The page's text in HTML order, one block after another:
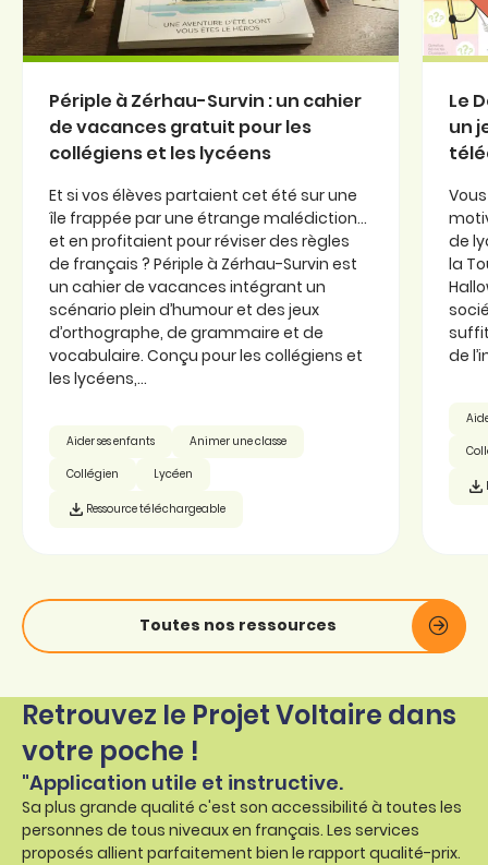
Périple à Zérhau-Survin : un cahier
de vacances gratuit pour les
collégiens et les lycéens
Et si vos élèves partaient cet été sur une
île frappée par une étrange malédiction…
et en profitaient pour réviser des règles
de français ? Périple à Zérhau-Survin est
un cahier de vacances intégrant un
scénario plein d’humour et des jeux
d’orthographe, de grammaire et de
vocabulaire. Conçu pour les collégiens et
les lycéens,...
Aider ses enfants
Animer une classe
Collégien
Lycéen
Ressource téléchargeable
Le
un
de
la
de
Toutes nos ressources
Retrouvez le Projet Voltaire dans
votre poche !
"Application utile et instructive.
Sa plus grande qualité c'est son accessibilité à toutes les
personnes de tous niveaux en français. Les services
proposés allient parfaitement bien le rapport qualité-prix.